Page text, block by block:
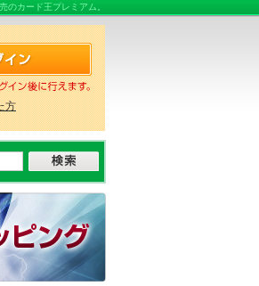
のカード王プレミアム。
方